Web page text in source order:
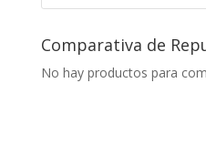
Comparativa de
No hay productos para